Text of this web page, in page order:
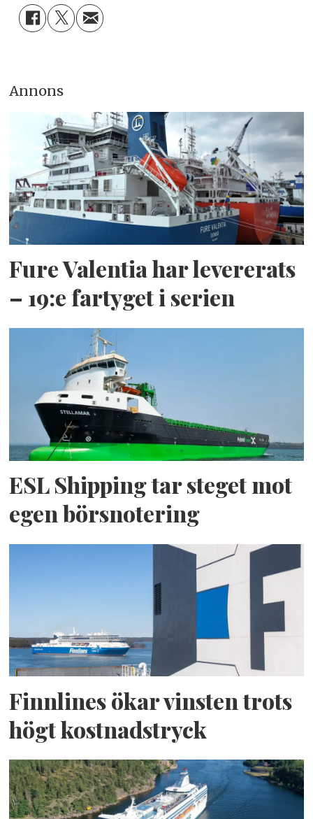
Annons
Fure Valentia har levererats
– 19:e fartyget i serien
ESL Shipping tar steget mot
egen börsnotering
Finnlines ökar vinsten trots
högt kostnadstryck